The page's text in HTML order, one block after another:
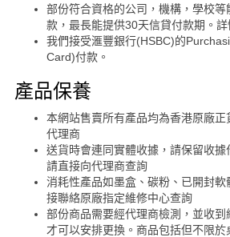
部份符合資格的公司，機構，學校
款，最長能提供30天信貸付款期。詳
我們接受滙豐銀行(HSBC)的
Card)付款。
產品保養
本網站售賣所有產品均為香港原廠
代理商
送貨時會連同實體收據，請保留收據
請直接向代理商查詢
消耗性產品如墨盒、碳粉、已開封
接聯絡原廠指定維修中心查詢
部份商品需要經代理商檢測，並收到
才可以安排更換。商品包括但不限於